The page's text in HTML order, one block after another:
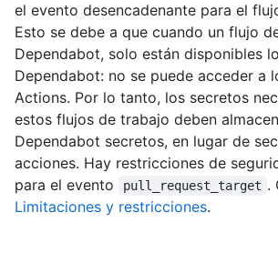
el evento desencadenante para el
Esto se debe a que cuando un flujo
Dependabot, solo están disponibles
Dependabot: no se puede acceder a
Actions. Por lo tanto, los secretos
estos flujos de trabajo deben
Dependabot secretos, en lugar de
acciones. Hay restricciones de
para el evento
pull_request_target .
Limitaciones y restricciones.